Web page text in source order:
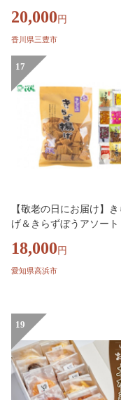
和スイーツ
20,000 円
香川県三豊市
17
【敬老の日にお届け】
げ＆きらずぼうアソート
18,000 円
愛知県高浜市
19